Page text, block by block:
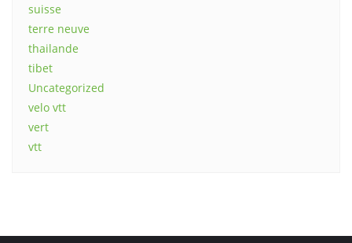
suisse
terre neuve
thailande
tibet
Uncategorized
velo vtt
vert
vtt